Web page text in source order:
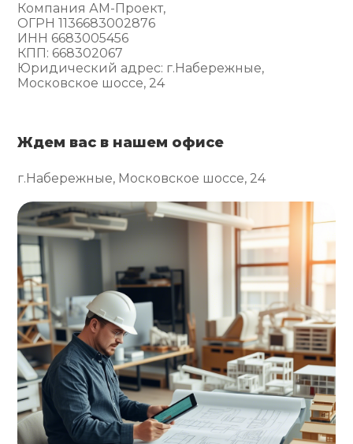
Компания АМ-Проект,
ОГРН 1136683002876
ИНН 6683005456
КПП: 668302067
Юридический адрес: г.Набережные,
Московское шоссе, 24
Ждем вас в нашем офисе
г.Набережные, Московское шоссе, 24